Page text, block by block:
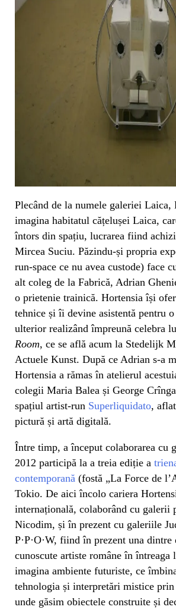
Plecând de la numele galeriei Laica,
imagina habitatul cățelușei Laica,
întors din spațiu, lucrarea fiind
Mircea Suciu. Păzindu-și propria
run-space ce nu avea custode) face
alt coleg de la Fabrică, Adrian
o prietenie trainică. Hortensia își
tehnice și îi devine asistentă pentru o
ulterior realizând împreună celebra
Room, ce se află acum la Stedelijk
Actuele Kunst. După ce Adrian s-a
Hortensia a rămas în atelierul
colegii Maria Balea și George
spațiul artist-run Superliquidato,
pictură și artă digitală.
Între timp, a început colaborarea cu
2012 participă la a treia ediție a
contemporană (fostă „La Force de
Tokio. De aici încolo cariera
internațională, colaborând cu galerii
Nicodim, și în prezent cu galeriile
P·P·O·W, fiind în prezent una dintre
cunoscute artiste române în întreaga
imagina ambiente futuriste, ce
tehnologia și interpretări mistice
unde găsim obiectele construite și